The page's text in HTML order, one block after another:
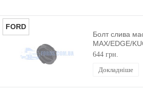
FORD
Болт слива
MAX/EDGE/
MAX/GALAXY
644 грн.
Докладніше